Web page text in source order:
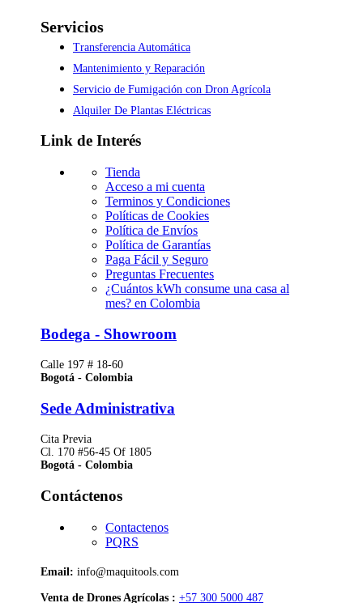
Servicios
Transferencia Automática
Mantenimiento y Reparación
Servicio de Fumigación con Dron Agrícola
Alquiler De Plantas Eléctricas
Link de Interés
Tienda
Acceso a mi cuenta
Terminos y Condiciones
Políticas de Cookies
Política de Envíos
Política de Garantías
Paga Fácil y Seguro
Preguntas Frecuentes
¿Cuántos kWh consume una casa al
mes? en Colombia
Bodega - Showroom
Calle 197 # 18-60
Bogotá - Colombia
Sede Administrativa
Cita Previa
Cl. 170 #56-45 Of 1805
Bogotá - Colombia
Contáctenos
Contactenos
PQRS
Email: info@maquitools.com
Venta de Drones Agrícolas : +57 300 5000 487